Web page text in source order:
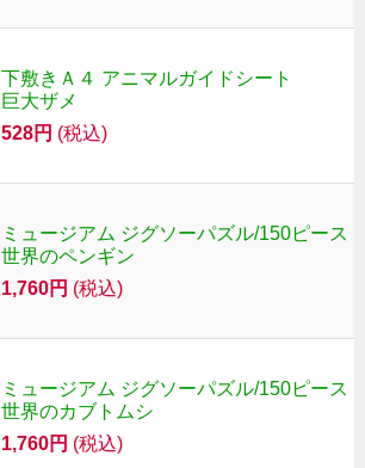
下敷きＡ４ アニマルガイドシート
巨大ザメ
528円 (税込)
ミュージアム ジグソーパズル/150ピース
世界のペンギン
1,760円 (税込)
ミュージアム ジグソーパズル/150ピース
世界のカブトムシ
1,760円 (税込)